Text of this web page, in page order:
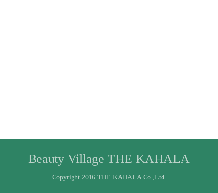
Beauty Village THE KAHALA
Copyright 2016 THE KAHALA Co.,Ltd.